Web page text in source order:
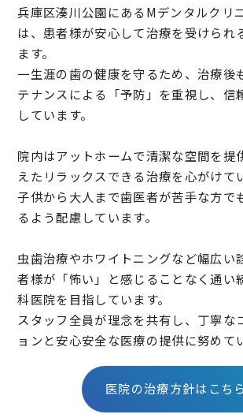
兵庫区湊川公園にあるMデンタルクリ
は、患者様が安心して治療を受けられ
ます。
一生涯の歯の健康を守るため、治療後
テナンスによる「予防」を重視し、信
しています。
院内はアットホームで清潔な空間を提
えたリラックスできる治療を心がけて
子供から大人まで歯医者が苦手な方で
るよう配慮しています。
虫歯治療やホワイトニングなど幅広い
者様が「怖い」と感じることなく通い
科医院を目指しています。
スタッフ全員が理念を共有し、丁寧な
ョンと安心安全な医療の提供に努めて
医院の治療方針はこちら